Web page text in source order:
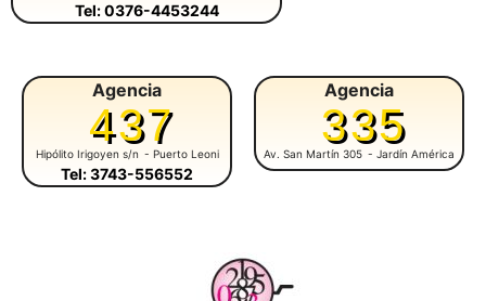
Tel: 0376-4453244
Agencia
437
Hipólito Irigoyen s/n - Puerto Leoni
Tel: 3743-556552
Agencia
335
Av. San Martín 305 - Jardín América